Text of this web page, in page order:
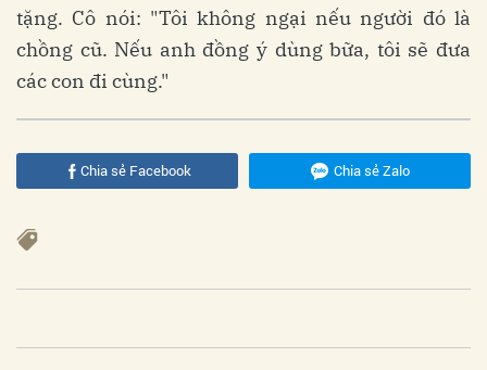
tặng. Cô nói: "Tôi không ngại nếu người đó là
chồng cũ. Nếu anh đồng ý dùng bữa, tôi sẽ đưa
các con đi cùng."
Chia sẻ Facebook Chia sẻ Zalo